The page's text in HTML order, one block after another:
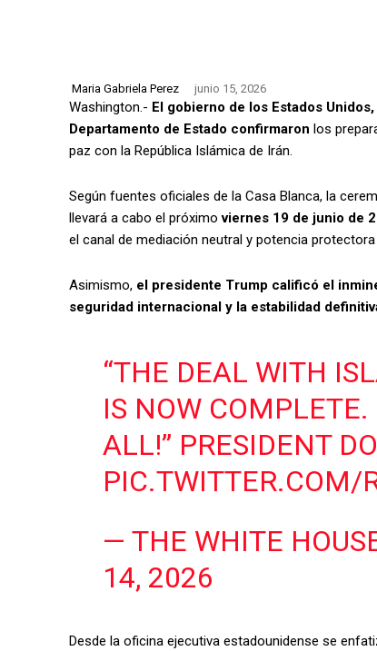
Maria Gabriela Perez junio 15, 2026
Washington.- El gobierno de los Estados
Departamento de Estado confirmaron los
paz con la República Islámica de Irán.
Según fuentes oficiales de la Casa Blanca, la
llevará a cabo el próximoviernes 19 de junio de
el canal de mediación neutral y potencia
Asimismo, el presidente Trump calificó el
seguridad internacional y la estabilidad
“THE DEAL WITH
IS NOW
ALL!” PRESIDENT
PIC.TWITTER.COM/
— THE WHITE
14, 2026
Desde la oficina ejecutiva estadounidense se